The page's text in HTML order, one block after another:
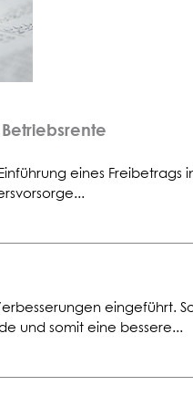
eines Freibetrags
eingeführt.
und somit eine bessere...